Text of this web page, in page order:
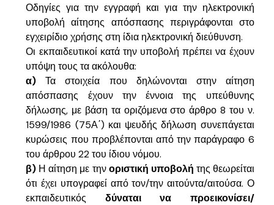
Οδηγίες για την εγγραφή και για την ηλεκτρονική
υποβολή αίτησης απόσπασης περιγράφονται στο
εγχειρίδιο χρήσης στη ίδια ηλεκτρονική διεύθυνση.
Οι εκπαιδευτικοί κατά την υποβολή πρέπει να έχουν
υπόψη τους τα ακόλουθα:
α)Τα στοιχεία που δηλώνονται στην αίτηση
απόσπασης έχουν την έννοια της υπεύθυνης
δήλωσης, με βάση τα οριζόμενα στο άρθρο 8 του ν.
1599/1986 (75Α΄) και ψευδής δήλωση συνεπάγεται
κυρώσεις που προβλέπονται από την παράγραφο 6
του άρθρου 22 του ίδιου νόμου.
β) Η αίτηση με τηνοριστική υποβολή της θεωρείται
ότι έχει υπογραφεί από τον/την αιτούντα/αιτούσα. Ο
εκπαιδευτικός δύναται να προεικονίσει/